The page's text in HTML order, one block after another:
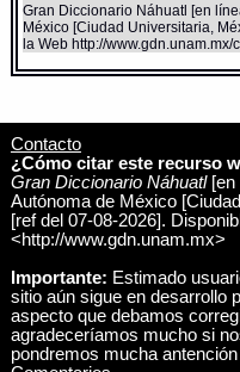
Gran Diccionario Náhuatl [en
México [Ciudad Universitaria,
la Web http://
Contacto
¿Cómo citar este recurso
Gran Diccionario Náhuatl[en
Autónoma de México
[ref del 07-08-2026].
<http://www.gdn.unam.mx>
Importante: Estimado
sitio aún sigue en desarrollo
aspecto que debamos
agradeceríamos mucho si
pondremos mucha